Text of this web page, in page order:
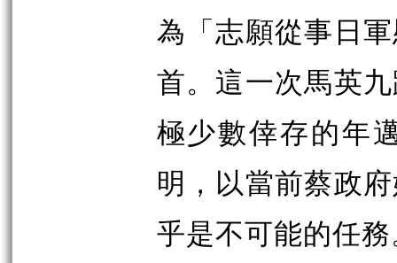
為「志願從事日
首。這一次馬英
極少數倖存的年
明，以當前蔡政
乎是不可能的任